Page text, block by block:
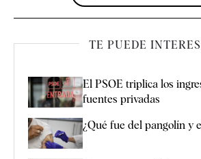
TE PUEDE
El PSOE triplica los
fuentes privadas
¿Qué fue del pangolín y